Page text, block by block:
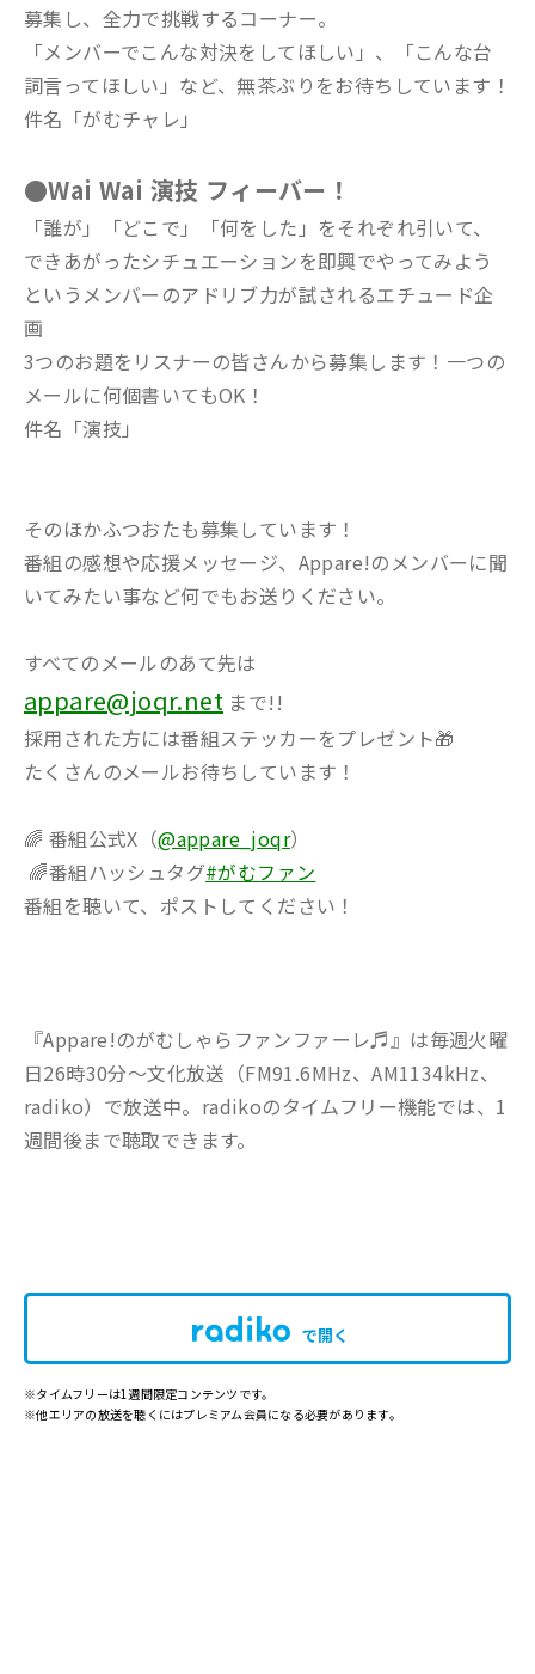
募集し、全力で挑戦するコーナー。
「メンバーでこんな対決をしてほしい」、「こんな台
詞言ってほしい」など、無茶ぶりをお待ちしています！
件名「がむチャレ」
●Wai Wai 演技 フィーバー！
「誰が」「どこで」「何をした」をそれぞれ引いて、
できあがったシチュエーションを即興でやってみよう
というメンバーのアドリブ力が試されるエチュード企
画
3つのお題をリスナーの皆さんから募集します！一つの
メールに何個書いてもOK！
件名「演技」
そのほかふつおたも募集しています！
番組の感想や応援メッセージ、Appare!のメンバーに聞
いてみたい事など何でもお送りください。
すべてのメールのあて先は
appare@joqr.net まで!!
採用された方には番組ステッカーをプレゼント🎁
たくさんのメールお待ちしています！
🌈 番組公式X（@appare_joqr）
🌈番組ハッシュタグ#がむファン
番組を聴いて、ポストしてください！
『Appare!のがむしゃらファンファーレ♬』は毎週火曜
日26時30分～文化放送（FM91.6MHz、AM1134kHz、
radiko）で放送中。radikoのタイムフリー機能では、1
週間後まで聴取できます。
で開く
※タイムフリーは1週間限定コンテンツです。
※他エリアの放送を聴くにはプレミアム会員になる必要があります。